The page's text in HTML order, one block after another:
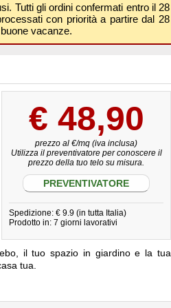
Tutti gli ordini confermati entro il 28
con priorità a partire dal 28
vacanze.
€ 48,90
prezzo al €/mq (iva inclusa)
Utilizza il preventivatore per conoscere il
prezzo della tuo telo su misura.
PREVENTIVATORE
Spedizione: € 9.9 (in tutta Italia)
Prodotto in: 7 giorni lavorativi
il tuo spazio in giardino e la tua
tua.